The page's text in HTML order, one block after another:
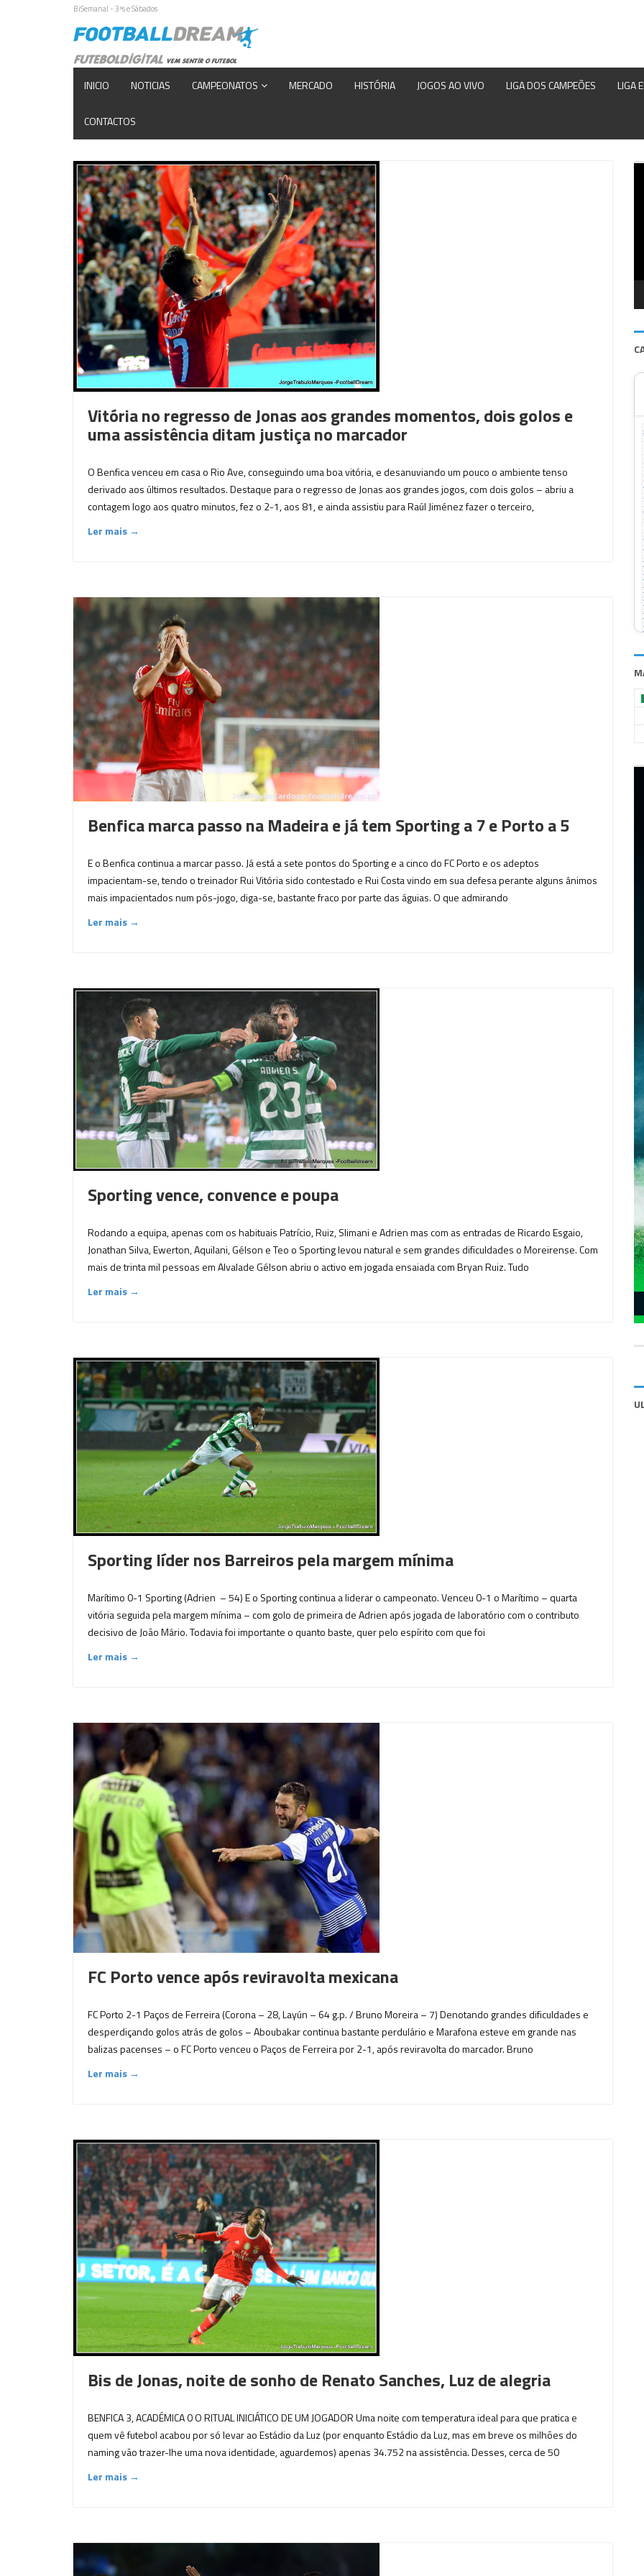
BiSemanal - 3ªs e Sábados
INICIO NOTICIAS CAMPEONATOS MERCADO HISTÓRIA JOGOS AO VIVO LIGA DOS CAMPEÕES LIGA
CONTACTOS
Vitória no regresso de Jonas aos grandes momentos, dois golos e
uma assistência ditam justiça no marcador
O Benfica venceu em casa o Rio Ave, conseguindo uma boa vitória, e desanuviando um pouco o ambiente tenso
derivado aos últimos resultados. Destaque para o regresso de Jonas aos grandes jogos, com dois golos – abriu a
contagem logo aos quatro minutos, fez o 2-1, aos 81, e ainda assistiu para Raúl Jiménez fazer o terceiro,
Ler mais →
Benfica marca passo na Madeira e já tem Sporting a 7 e Porto a 5
E o Benfica continua a marcar passo. Já está a sete pontos do Sporting e a cinco do FC Porto e os adeptos
impacientam-se, tendo o treinador Rui Vitória sido contestado e Rui Costa vindo em sua defesa perante alguns ânimos
mais impacientados num pós-jogo, diga-se, bastante fraco por parte das águias. O que admirando
Ler mais →
Sporting vence, convence e poupa
Rodando a equipa, apenas com os habituais Patrício, Ruiz, Slimani e Adrien mas com as entradas de Ricardo Esgaio,
Jonathan Silva, Ewerton, Aquilani, Gélson e Teo o Sporting levou natural e sem grandes dificuldades o Moreirense. Com
mais de trinta mil pessoas em Alvalade Gélson abriu o activo em jogada ensaiada com Bryan Ruiz. Tudo
Ler mais →
Sporting líder nos Barreiros pela margem mínima
Marítimo 0-1 Sporting (Adrien – 54) E o Sporting continua a liderar o campeonato. Venceu 0-1 o Marítimo – quarta
vitória seguida pela margem mínima – com golo de primeira de Adrien após jogada de laboratório com o contributo
decisivo de João Mário. Todavia foi importante o quanto baste, quer pelo espírito com que foi
Ler mais →
FC Porto vence após reviravolta mexicana
FC Porto 2-1 Paços de Ferreira (Corona – 28, Layún – 64 g.p. / Bruno Moreira – 7) Denotando grandes dificuldades e
desperdiçando golos atrás de golos – Aboubakar continua bastante perdulário e Marafona esteve em grande nas
balizas pacenses – o FC Porto venceu o Paços de Ferreira por 2-1, após reviravolta do marcador. Bruno
Ler mais →
Bis de Jonas, noite de sonho de Renato Sanches, Luz de alegria
BENFICA 3, ACADÉMICA 0 O RITUAL INICIÁTICO DE UM JOGADOR Uma noite com temperatura ideal para que pratica e
quem vê futebol acabou por só levar ao Estádio da Luz (por enquanto Estádio da Luz, mas em breve os milhões do
naming vão trazer-lhe uma nova identidade, aguardemos) apenas 34.752 na assistência. Desses, cerca de 50
Ler mais →